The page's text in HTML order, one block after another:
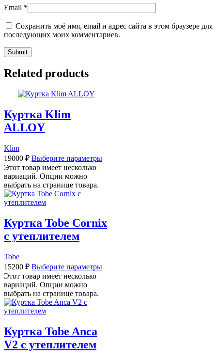
Email *
Сохранить моё имя, email и адрес сайта в этом браузере для
последующих моих комментариев.
Related products
Куртка Klim
ALLOY
Klim
19000 ₽ Выберите параметры
Этот товар имеет несколько
вариаций. Опции можно
выбрать на странице товара.
Куртка Tobe Cornix
с утеплителем
Tobe
15200 ₽ Выберите параметры
Этот товар имеет несколько
вариаций. Опции можно
выбрать на странице товара.
Куртка Tobe Anca
V2 с утеплителем